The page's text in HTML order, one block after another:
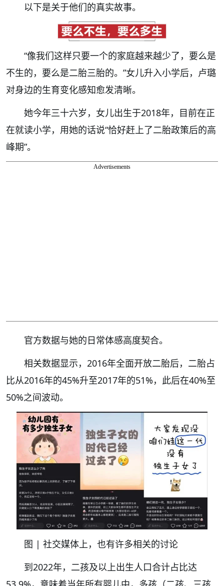
以下是关于他们的真实故事。
“像我们这样只要一个的家庭越来越少了，要么是
不生的，要么是二胎三胎的。”女儿升入小学后，卢璐
对身边的生育变化感知愈发清晰。
她今年三十六岁，女儿出生于2018年，目前在正
在就读小学，用她的话说“恰好赶上了二胎政策后的高
峰期”。
Advertisements
官方数据与她的日常体感高度契合。
相关数据显示，2016年全面开放二胎后，二胎占
比从2016年的45%升至2017年的51%，此后在40%至
50%之间波动。
图 | 社交媒体上，也有许多相关的讨论
到2022年，二孩及以上出生人口合计占比达